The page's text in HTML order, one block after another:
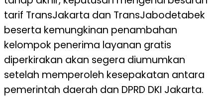
tarif TransJakarta dan TransJabodetabek
beserta kemungkinan penambahan
kelompok penerima layanan gratis
diperkirakan akan segera diumumkan
setelah memperoleh kesepakatan antara
pemerintah daerah dan DPRD DKI Jakarta.